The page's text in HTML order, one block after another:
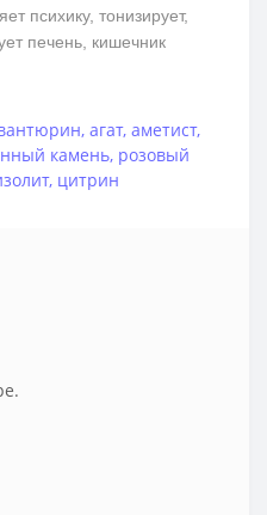
психику, тонизирует,
печень, кишечник
, агат, аметист,
камень, розовый
, цитрин